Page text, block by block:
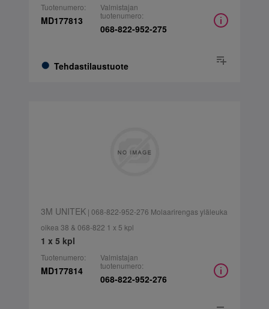
Tuotenumero:
MD177813
Tehdastilaustuote
Valmistajan
tuotenumero:
068-822-952-275
3M UNITEK| 068-822-952-276 Molaarirengas yläleuka
oikea 38 & 068-822 1 x 5 kpl
1 x 5 kpl
Tuotenumero:
MD177814
Valmistajan
tuotenumero:
068-822-952-276